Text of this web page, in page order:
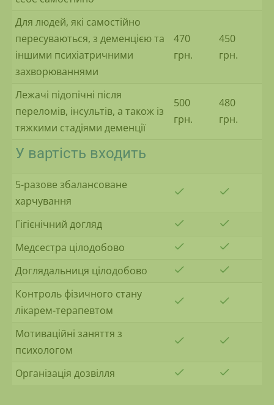
Для людей, які самостійно
пересуваються, з деменцією та
іншими психіатричними
захворюваннями
470
грн.
450
грн.
Лежачі підопічні після
переломів, інсультів, а також із
тяжкими стадіями деменції
500
грн.
480
грн.
У вартість входить
5-разове збалансоване
харчування
Гігієнічний догляд
Медсестра цілодобово
Доглядальниця цілодобово
Контроль фізичного стану
лікарем-терапевтом
Мотиваційні заняття з
психологом
Організація дозвілля